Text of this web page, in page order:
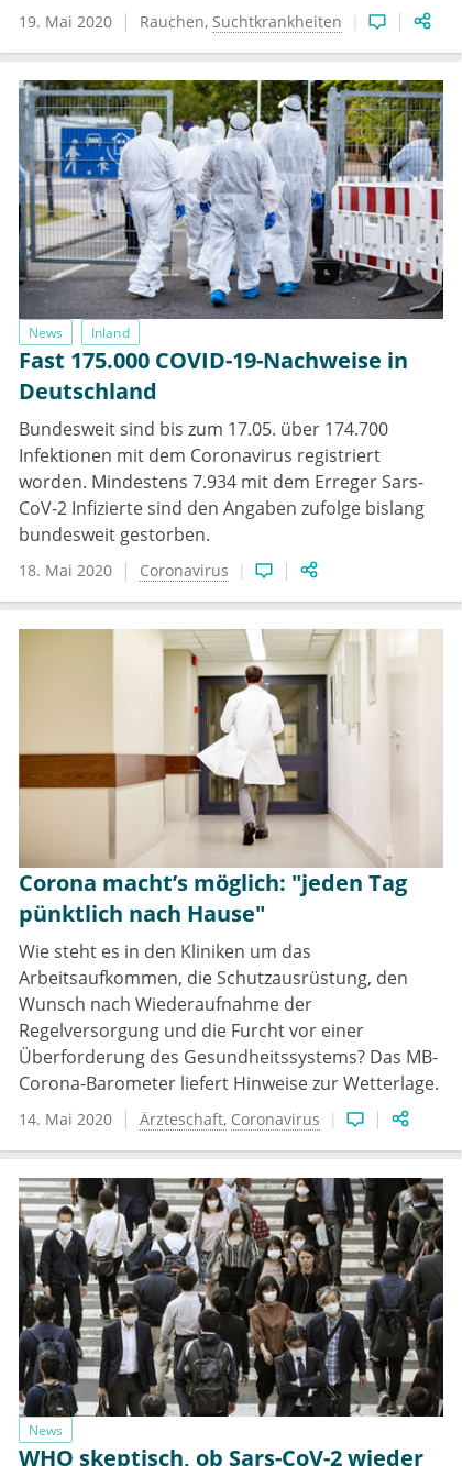
19. Mai 2020 Rauchen Suchtkrankheiten
News Inland
Fast 175.000 COVID-19-Nachweise in
Deutschland
Bundesweit sind bis zum 17.05. über 174.700
Infektionen mit dem Coronavirus registriert
worden. Mindestens 7.934 mit dem Erreger Sars-
CoV-2 Infizierte sind den Angaben zufolge bislang
bundesweit gestorben.
18. Mai 2020 Coronavirus
Corona macht’s möglich: "jeden Tag
pünktlich nach Hause"
Wie steht es in den Kliniken um das
Arbeitsaufkommen, die Schutzausrüstung, den
Wunsch nach Wiederaufnahme der
Regelversorgung und die Furcht vor einer
Überforderung des Gesundheitssystems? Das MB-
Corona-Barometer liefert Hinweise zur Wetterlage.
14. Mai 2020 Ärzteschaft Coronavirus
News
WHO skeptisch, ob Sars-CoV-2 wieder